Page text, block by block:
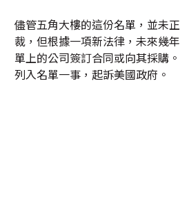
儘管五角大樓的這份名單，並未
裁，但根據一項新法律，未來幾
單上的公司簽訂合同或向其採購
列入名單一事，起訴美國政府。